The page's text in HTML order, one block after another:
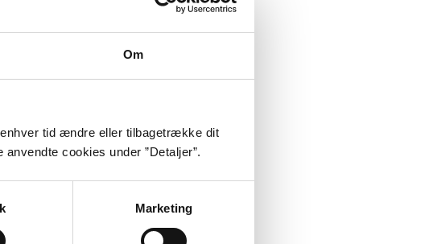
Om
tid ændre eller tilbagetrække dit
cookies under ”Detaljer”.
Marketing